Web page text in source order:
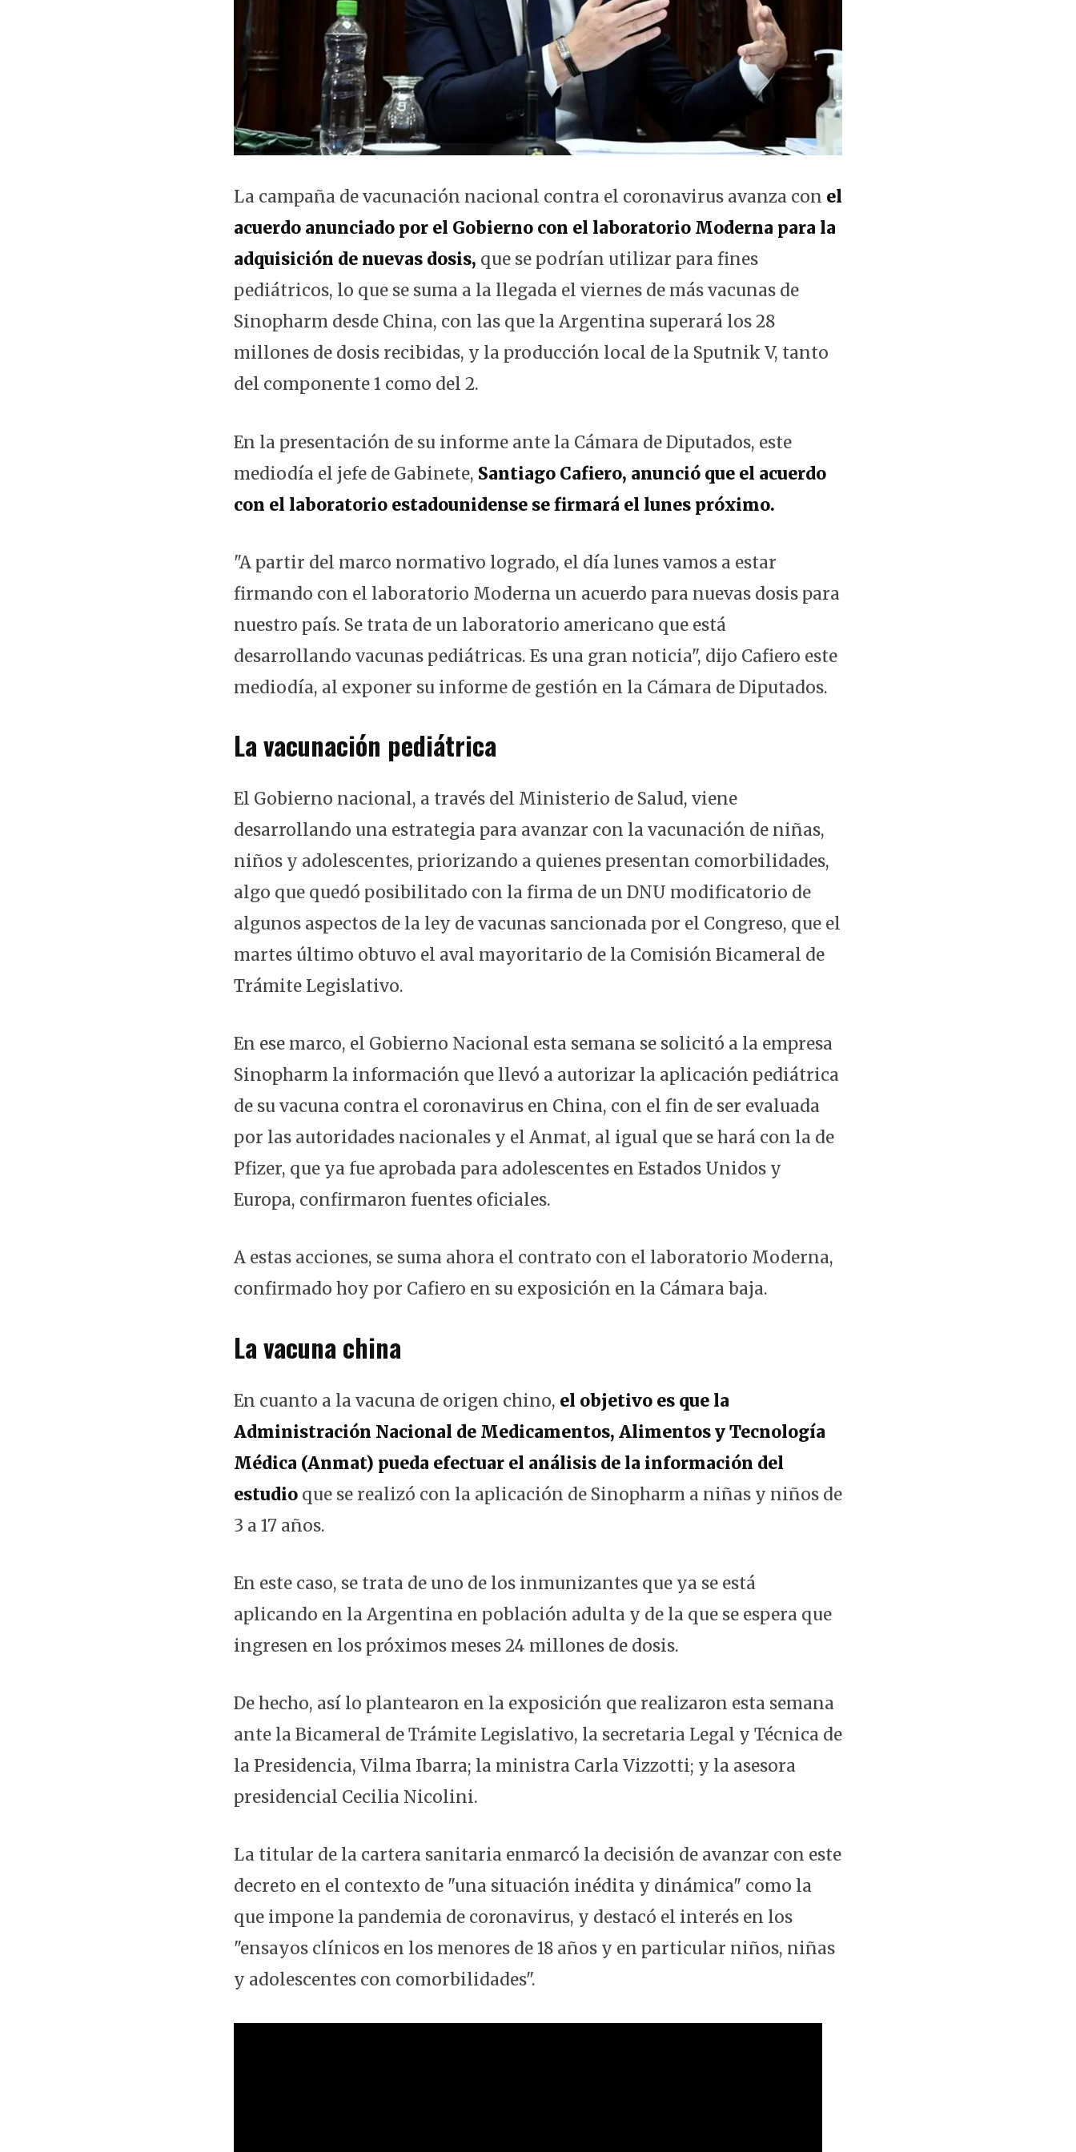
La campaña de vacunación nacional contra el coronavirus avanza con el
acuerdo anunciado por el Gobierno con el laboratorio Moderna para la
adquisición de nuevas dosis, que se podrían utilizar para fines
pediátricos, lo que se suma a la llegada el viernes de más vacunas de
Sinopharm desde China, con las que la Argentina superará los 28
millones de dosis recibidas, y la producción local de la Sputnik V, tanto
del componente 1 como del 2.
En la presentación de su informe ante la Cámara de Diputados, este
mediodía el jefe de Gabinete, Santiago Cafiero, anunció que el acuerdo
con el laboratorio estadounidense se firmará el lunes próximo.
"A partir del marco normativo logrado, el día lunes vamos a estar
firmando con el laboratorio Moderna un acuerdo para nuevas dosis para
nuestro país. Se trata de un laboratorio americano que está
desarrollando vacunas pediátricas. Es una gran noticia", dijo Cafiero este
mediodía, al exponer su informe de gestión en la Cámara de Diputados.
La vacunación pediátrica
El Gobierno nacional, a través del Ministerio de Salud, viene
desarrollando una estrategia para avanzar con la vacunación de niñas,
niños y adolescentes, priorizando a quienes presentan comorbilidades,
algo que quedó posibilitado con la firma de un DNU modificatorio de
algunos aspectos de la ley de vacunas sancionada por el Congreso, que el
martes último obtuvo el aval mayoritario de la Comisión Bicameral de
Trámite Legislativo.
En ese marco, el Gobierno Nacional esta semana se solicitó a la empresa
Sinopharm la información que llevó a autorizar la aplicación pediátrica
de su vacuna contra el coronavirus en China, con el fin de ser evaluada
por las autoridades nacionales y el Anmat, al igual que se hará con la de
Pfizer, que ya fue aprobada para adolescentes en Estados Unidos y
Europa, confirmaron fuentes oficiales.
A estas acciones, se suma ahora el contrato con el laboratorio Moderna,
confirmado hoy por Cafiero en su exposición en la Cámara baja.
La vacuna china
En cuanto a la vacuna de origen chino, el objetivo es que la
Administración Nacional de Medicamentos, Alimentos y Tecnología
Médica (Anmat) pueda efectuar el análisis de la información del
estudio que se realizó con la aplicación de Sinopharm a niñas y niños de
3 a 17 años.
En este caso, se trata de uno de los inmunizantes que ya se está
aplicando en la Argentina en población adulta y de la que se espera que
ingresen en los próximos meses 24 millones de dosis.
De hecho, así lo plantearon en la exposición que realizaron esta semana
ante la Bicameral de Trámite Legislativo, la secretaria Legal y Técnica de
la Presidencia, Vilma Ibarra; la ministra Carla Vizzotti; y la asesora
presidencial Cecilia Nicolini.
La titular de la cartera sanitaria enmarcó la decisión de avanzar con este
decreto en el contexto de "una situación inédita y dinámica" como la
que impone la pandemia de coronavirus, y destacó el interés en los
"ensayos clínicos en los menores de 18 años y en particular niños, niñas
y adolescentes con comorbilidades".